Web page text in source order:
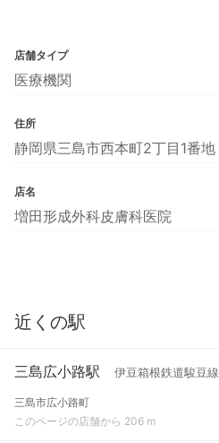
店舗タイプ
医療機関
住所
静岡県三島市西本町2丁目1番地
店名
増田形成外科皮膚科医院
近くの駅
三島広小路駅 伊豆箱根鉄道駿豆線
三島市広小路町
このページの店舗から 206 m